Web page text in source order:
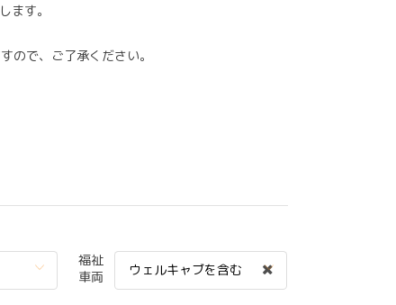
ます。
で、ご了承ください。
福祉
車両
ウェルキャブを含む